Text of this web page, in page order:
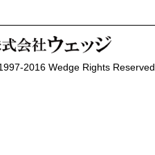
2016 Wedge Rights Reserved